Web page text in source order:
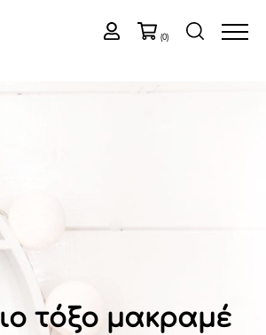
(0)
τόξο μακραμέ